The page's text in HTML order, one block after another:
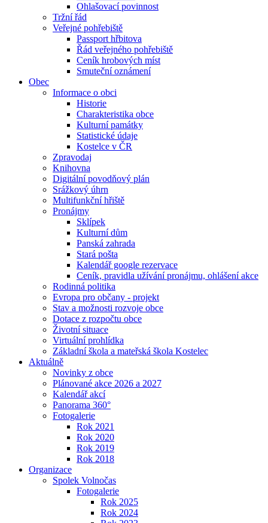
Ohlašovací povinnost
Tržní řád
Veřejné pohřebiště
Passport hřbitova
Řád veřejného pohřebiště
Ceník hrobových míst
Smuteční oznámení
Obec
Informace o obci
Historie
Charakteristika obce
Kulturní památky
Statistické údaje
Kostelce v ČR
Zpravodaj
Knihovna
Digitální povodňový plán
Srážkový úhrn
Multifunkční hřiště
Pronájmy
Sklípek
Kulturní dům
Panská zahrada
Stará pošta
Kalendář google rezervace
Ceník, pravidla užívání pronájmu, ohlášení akce
Rodinná politika
Evropa pro občany - projekt
Stav a možnosti rozvoje obce
Dotace z rozpočtu obce
Životní situace
Virtuální prohlídka
Základní škola a mateřská škola Kostelec
Aktuálně
Novinky z obce
Plánované akce 2026 a 2027
Kalendář akcí
Panorama 360°
Fotogalerie
Rok 2021
Rok 2020
Rok 2019
Rok 2018
Organizace
Spolek Volnočas
Fotogalerie
Rok 2025
Rok 2024